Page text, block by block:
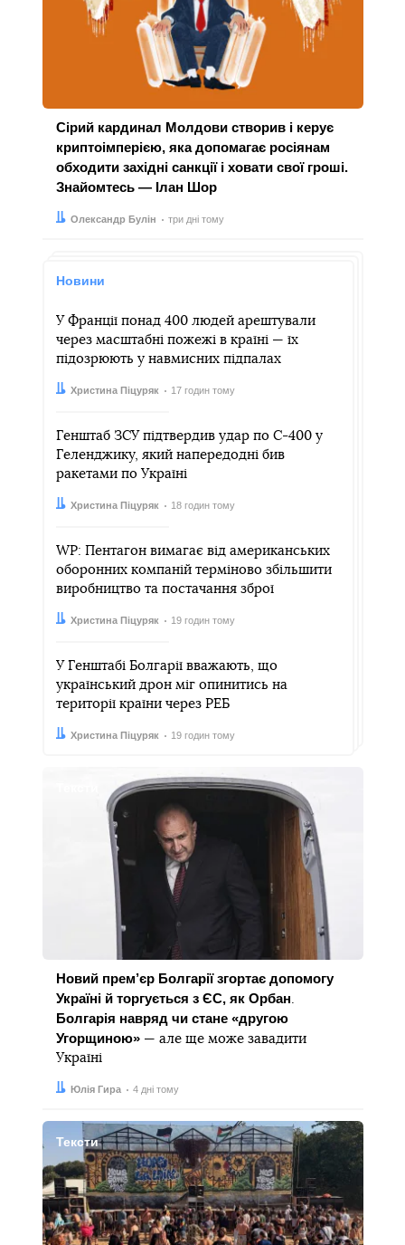
Сірий кардинал Молдови створив і керує
криптоімперією, яка допомагає росіянам
обходити західні санкції і ховати свої гроші.
Знайомтесь — Ілан Шор
Автор:
Олександр Булін
Дата: три дні тому
Новини
У Франції понад 400 людей арештували
через масштабні пожежі в країні — їх
підозрюють у навмисних підпалах
Автор:
Христина Піцуряк
Дата: 17 годин тому
Генштаб ЗСУ підтвердив удар по С-400 у
Геленджику, який напередодні бив
ракетами по Україні
Автор:
Христина Піцуряк
Дата: 18 годин тому
WP: Пентагон вимагає від американських
оборонних компаній терміново збільшити
виробництво та постачання зброї
Автор:
Христина Піцуряк
Дата: 19 годин тому
У Генштабі Болгарії вважають, що
український дрон міг опинитись на
території країни через РЕБ
Автор:
Христина Піцуряк
Дата: 19 годин тому
Новий прем’єр Болгарії згортає допомогу
Україні й торгується з ЄС, як Орбан
Болгарія навряд чи стане «другою
Угорщиною» — але ще може завадити
Україні
Автор:
Юлія Гира
Дата: 4 дні тому
Тексти